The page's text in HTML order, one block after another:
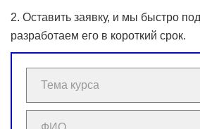
2. Оставить заявку, и мы быстро
разработаем его в короткий срок.